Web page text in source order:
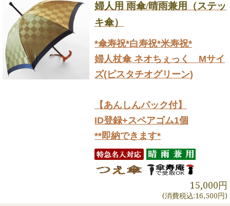
婦人用 雨傘/晴雨兼用（ステッ
キ傘）
*傘寿祝*白寿祝*米寿祝*
婦人杖傘 ネオちぇっく Mサイ
ズ(ピスタチオグリーン)
【あんしんパック付】
ID登録+スペアゴム1個
**即納できます*
15,000円
(消費税込:16,500円)